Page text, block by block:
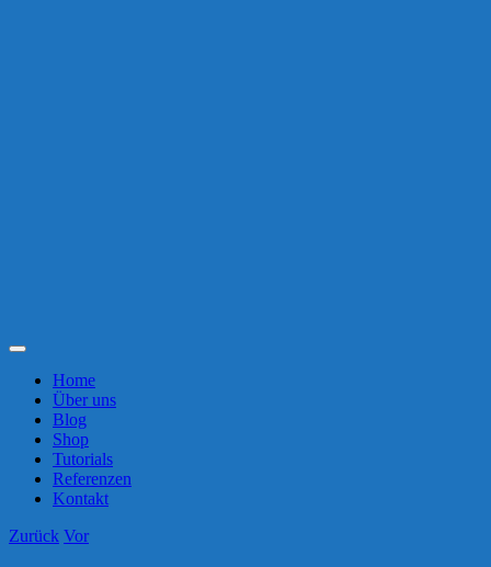
Toggle
NavigationHome
Über uns
Blog
Shop
Tutorials
Referenzen
Kontakt
Zurück Vor